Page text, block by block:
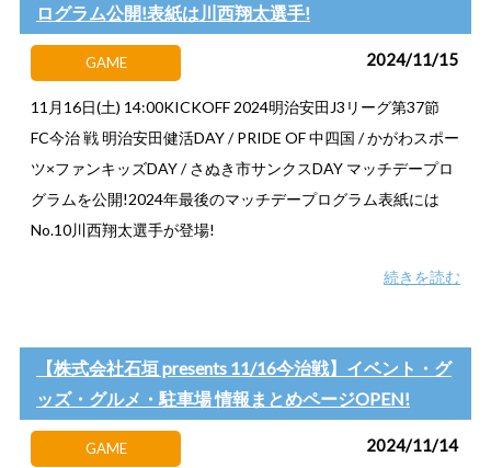
ログラム公開!表紙は川西翔太選手!
GAME 2024/11/15
11月16日(土) 14:00KICKOFF 2024明治安田J3リーグ第37節
FC今治 戦 明治安田健活DAY / PRIDE OF 中四国 / かがわスポー
ツ×ファンキッズDAY / さぬき市サンクスDAY マッチデープロ
グラムを公開!2024年最後のマッチデープログラム表紙には
No.10川西翔太選手が登場!
続きを読む
【株式会社石垣 presents 11/16今治戦】イベント・グ
ッズ・グルメ・駐車場 情報まとめページOPEN!
GAME 2024/11/14